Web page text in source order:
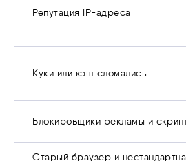
Репутация IP-адреса
Куки или кэш сломались
Блокировщики рекламы и
Старый браузер и